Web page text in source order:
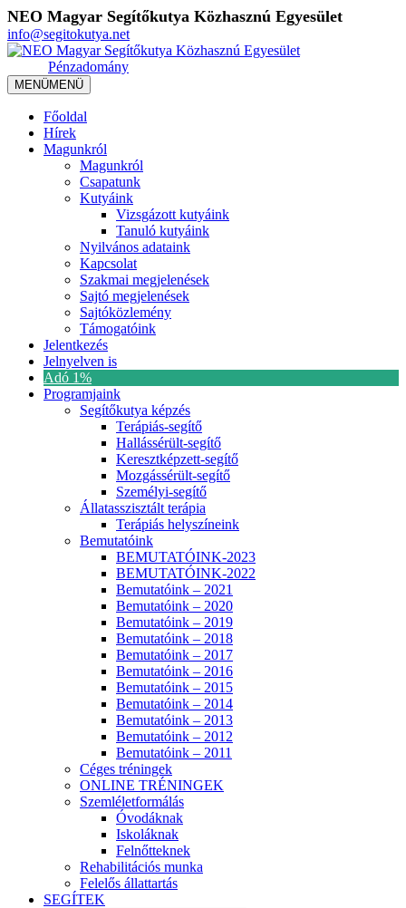
NEO Magyar Segítőkutya Közhasznú Egyesület
info@segitokutya.net
Pénzadomány
MENÜMENÜ
Főoldal
Hírek
Magunkról
Magunkról
Csapatunk
Kutyáink
Vizsgázott kutyáink
Tanuló kutyáink
Nyilvános adataink
Kapcsolat
Szakmai megjelenések
Sajtó megjelenések
Sajtóközlemény
Támogatóink
Jelentkezés
Jelnyelven is
Adó 1%
Programjaink
Segítőkutya képzés
Terápiás-segítő
Hallássérült-segítő
Keresztképzett-segítő
Mozgássérült-segítő
Személyi-segítő
Állatasszisztált terápia
Terápiás helyszíneink
Bemutatóink
BEMUTATÓINK-2023
BEMUTATÓINK-2022
Bemutatóink – 2021
Bemutatóink – 2020
Bemutatóink – 2019
Bemutatóink – 2018
Bemutatóink – 2017
Bemutatóink – 2016
Bemutatóink – 2015
Bemutatóink – 2014
Bemutatóink – 2013
Bemutatóink – 2012
Bemutatóink – 2011
Céges tréningek
ONLINE TRÉNINGEK
Szemléletformálás
Óvodáknak
Iskoláknak
Felnőtteknek
Rehabilitációs munka
Felelős állattartás
SEGÍTEK